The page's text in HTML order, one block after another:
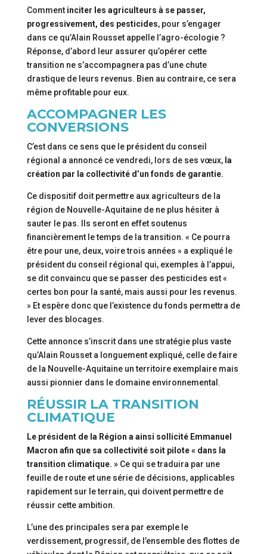
Commentinciter les agriculteurs à se passer,
progressivement, des pesticides, pour s’engager
dans ce qu’Alain Rousset appelle l’agro-écologie ?
Réponse, d’abord leur assurer qu’opérer cette
transition ne s’accompagnera pas d’une chute
drastique de leurs revenus. Bien au contraire, ce sera
même profitable pour eux.
ACCOMPAGNER LES
CONVERSIONS
C’est dans ce sens que le président du conseil
régional a annoncé ce vendredi, lors de ses vœux,la
création par la collectivité d’un fonds de garantie.
Ce dispositif doit permettre aux agriculteurs de la
région de Nouvelle-Aquitaine de ne plus hésiter à
sauter le pas. Ils seront en effet soutenus
financièrement le temps de la transition. « Ce pourra
être pour une, deux, voire trois années » a expliqué le
président du conseil régional qui, exemples à l’appui,
se dit convaincu que se passer des pesticides est «
certes bon pour la santé, mais aussi pour les revenus.
» Et espère donc que l’existence du fonds permettra de
lever des blocages.
Cette annonce s’inscrit dans une stratégie plus vaste
qu’Alain Rousset a longuement expliqué, celle de faire
de la Nouvelle-Aquitaine un territoire exemplaire mais
aussi pionnier dans le domaine environnemental.
RÉUSSIR LA TRANSITION
CLIMATIQUE
Le président de la Région a ainsi sollicité Emmanuel
Macron afin que sa collectivité soit pilote « dans la
transition climatique. »Ce qui se traduira par une
feuille de route et une série de décisions, applicables
rapidement sur le terrain, qui doivent permettre de
réussir cette ambition.
L’une des principales sera par exemple le
verdissement, progressif, de l’ensemble des flottes de